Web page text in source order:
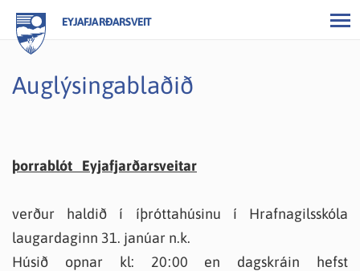
EYJAFJARÐARSVEIT
Auglýsingablaðið
þorrablót Eyjafjarðarsveitar
verður haldið í íþróttahúsinu í Hrafnagilsskóla
laugardaginn 31. janúar n.k.
Húsið opnar kl: 20:00 en dagskráin hefst